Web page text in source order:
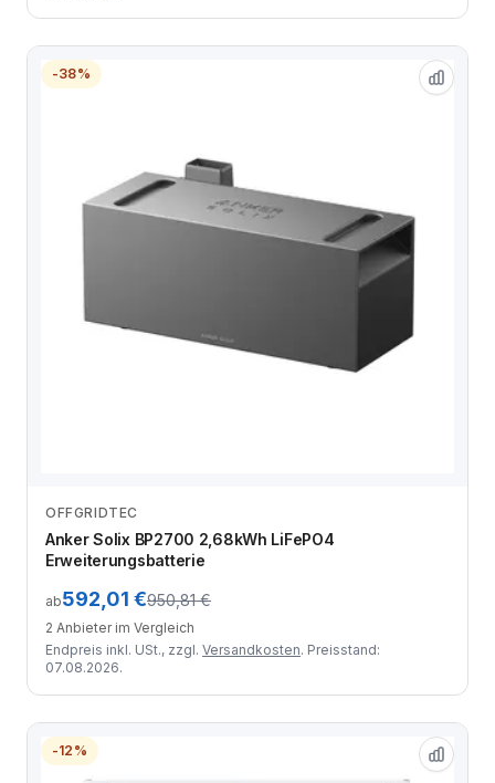
-38%
OFFGRIDTEC
Anker Solix BP2700 2,68kWh LiFePO4
Erweiterungsbatterie
ab592,01 €950,81 €
2 Anbieter im Vergleich
Endpreis inkl. USt., zzgl. Versandkosten. Preisstand:
07.08.2026.
-12%